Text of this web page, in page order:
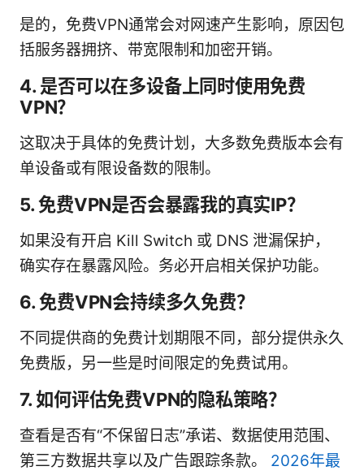
是的，免费VPN通常会对网速产生影响，原因包
括服务器拥挤、带宽限制和加密开销。
4. 是否可以在多设备上同时使用免费
VPN？
这取决于具体的免费计划，大多数免费版本会有
单设备或有限设备数的限制。
5. 免费VPN是否会暴露我的真实IP？
如果没有开启 Kill Switch 或 DNS 泄漏保护，
确实存在暴露风险。务必开启相关保护功能。
6. 免费VPN会持续多久免费？
不同提供商的免费计划期限不同，部分提供永久
免费版，另一些是时间限定的免费试用。
7. 如何评估免费VPN的隐私策略？
查看是否有“不保留日志”承诺、数据使用范围、
第三方数据共享以及广告跟踪条款。 2026年最